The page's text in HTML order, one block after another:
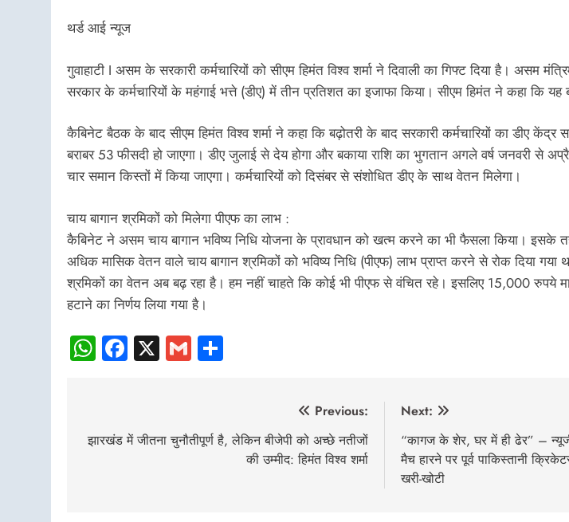
थर्ड आई न्यूज
गुवाहाटी I असम के सरकारी कर्मचारियों को सीएम हिमंत विश्व शर्मा ने दिवाली का गिफ्ट दिया है। असम
सरकार के कर्मचारियों के महंगाई भत्ते (डीए) में तीन प्रतिशत का इजाफा किया। सीएम हिमंत ने कहा कि यह
कैबिनेट बैठक के बाद सीएम हिमंत विश्व शर्मा ने कहा कि बढ़ोतरी के बाद सरकारी कर्मचारियों का डीए केंद्र
बराबर 53 फीसदी हो जाएगा। डीए जुलाई से देय होगा और बकाया राशि का भुगतान अगले वर्ष जनवरी से
चार समान किस्तों में किया जाएगा। कर्मचारियों को दिसंबर से संशोधित डीए के साथ वेतन मिलेगा।
चाय बागान श्रमिकों को मिलेगा पीएफ का लाभ :
कैबिनेट ने असम चाय बागान भविष्य निधि योजना के प्रावधान को खत्म करने का भी फैसला किया।
अधिक मासिक वेतन वाले चाय बागान श्रमिकों को भविष्य निधि (पीएफ) लाभ प्राप्त करने से रोक दिया गया
श्रमिकों का वेतन अब बढ़ रहा है। हम नहीं चाहते कि कोई भी पीएफ से वंचित रहे। इसलिए 15,000 रुपये
हटाने का निर्णय लिया गया है।
WhatsApp
Facebook
X Gmail
navigation
Previous:
झारखंड में जीतना चुनौतीपूर्ण है, लेकिन बीजेपी को अच्छे नतीजों
की उम्मीद: हिमंत विश्व शर्मा
Next:
“कागज के शेर, घर में ही ढेर” –
मैच हारने पर पूर्व पाकिस्तानी
खरी-खोटी